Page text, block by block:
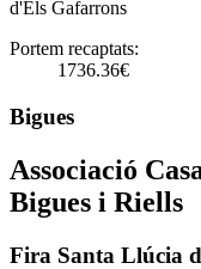
d'Els Gafarrons
Portem recaptats:
1736.36€
Bigues
Associació
Bigues i Riells
Fira Santa Llúcia